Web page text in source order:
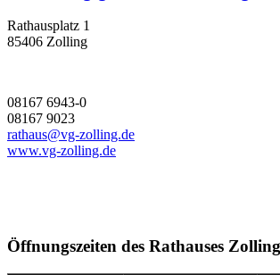
Rathausplatz 1
85406 Zolling
08167 6943-0
08167 9023
rathaus@vg-zolling.de
www.vg-zolling.de
Öffnungszeiten des Rathauses Zolling